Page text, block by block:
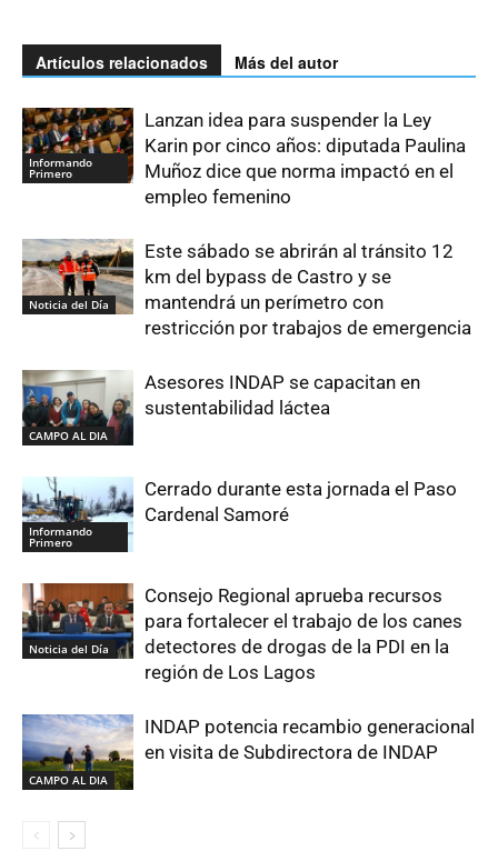
Artículos relacionados Más del autor
Informando
Primero
Lanzan idea para suspender la Ley
Karin por cinco años: diputada Paulina
Muñoz dice que norma impactó en el
empleo femenino
Noticia del Día
Este sábado se abrirán al tránsito 12
km del bypass de Castro y se
mantendrá un perímetro con
restricción por trabajos de emergencia
CAMPO AL DIA
Asesores INDAP se capacitan en
sustentabilidad láctea
Informando
Primero
Cerrado durante esta jornada el Paso
Cardenal Samoré
Noticia del Día
Consejo Regional aprueba recursos
para fortalecer el trabajo de los canes
detectores de drogas de la PDI en la
región de Los Lagos
CAMPO AL DIA
INDAP potencia recambio generacional
en visita de Subdirectora de INDAP